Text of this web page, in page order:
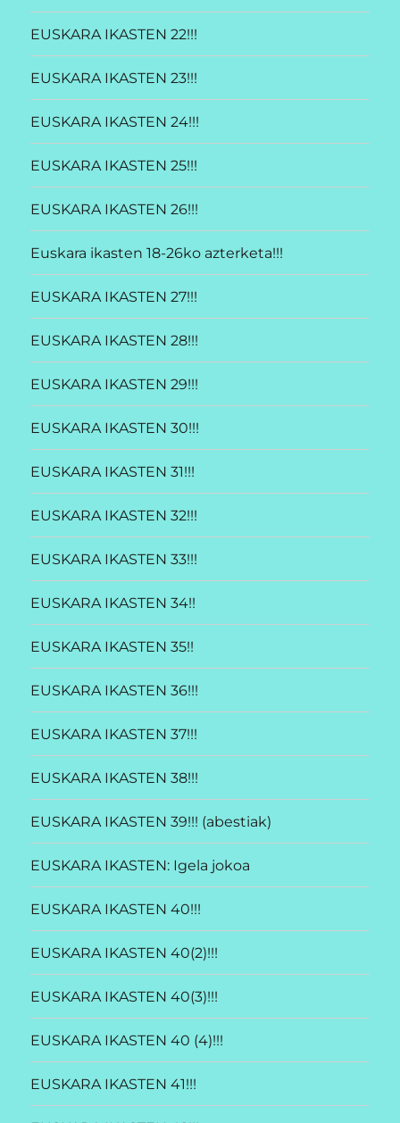
EUSKARA IKASTEN 22!!!
EUSKARA IKASTEN 23!!!
EUSKARA IKASTEN 24!!!
EUSKARA IKASTEN 25!!!
EUSKARA IKASTEN 26!!!
Euskara ikasten 18-26ko azterketa!!!
EUSKARA IKASTEN 27!!!
EUSKARA IKASTEN 28!!!
EUSKARA IKASTEN 29!!!
EUSKARA IKASTEN 30!!!
EUSKARA IKASTEN 31!!!
EUSKARA IKASTEN 32!!!
EUSKARA IKASTEN 33!!!
EUSKARA IKASTEN 34!!
EUSKARA IKASTEN 35!!
EUSKARA IKASTEN 36!!!
EUSKARA IKASTEN 37!!!
EUSKARA IKASTEN 38!!!
EUSKARA IKASTEN 39!!! (abestiak)
EUSKARA IKASTEN: Igela jokoa
EUSKARA IKASTEN 40!!!
EUSKARA IKASTEN 40(2)!!!
EUSKARA IKASTEN 40(3)!!!
EUSKARA IKASTEN 40 (4)!!!
EUSKARA IKASTEN 41!!!